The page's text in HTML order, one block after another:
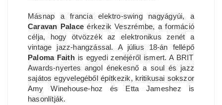
Másnap a francia elektro-swing nagyágyúi, a
Caravan Palace érkezik Veszrémbe, a formáció
célja, hogy ötvözzék az elektronikus zenét a
vintage jazz-hangzással. A július 18-án fellépő
Paloma Faithis egyedi zenéjéről ismert. A BRIT
Awards-nyertes angol énekesnő a soul és jazz
sajátos egyvelegéből építkezik, kritikusai sokszor
Amy Winehouse-hoz és Etta Jameshez is
hasonlítják.